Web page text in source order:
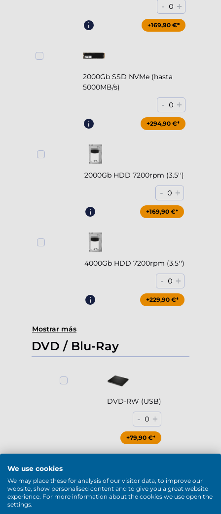
- 0 +
+169,90 €*
2000Gb SSD NVMe (hasta
5000MB/s)
- 0 +
+294,90 €*
2000Gb HDD 7200rpm (3.5'')
- 0 +
+169,90 €*
4000Gb HDD 7200rpm (3.5'')
- 0 +
+229,90 €*
Mostrar más
DVD / Blu-Ray
DVD-RW (USB)
- 0 +
+79,90 €*
Blu-Ray / DVD-RW (USB)
We use cookies
We may place these for analysis of our visitor data, to improve our
website, show personalised content and to give you a great website
experience. For more information about the cookies we use open the
settings.